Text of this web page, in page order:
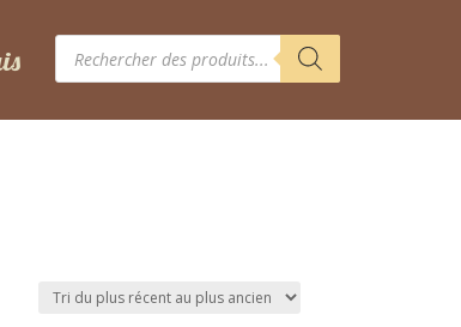
Recherche
produits